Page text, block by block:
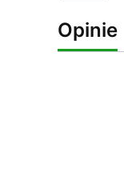
Opinie